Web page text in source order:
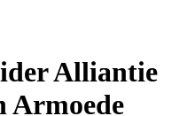
Alliantie
Armoede